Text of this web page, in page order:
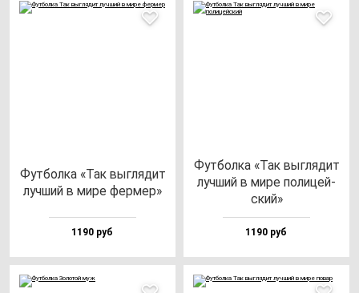
Фут­бол­ка «Так выг­ля­дит
луч­ший в ми­ре фер­мер»
1190 руб
Фут­бол­ка «Так выг­ля­дит
луч­ший в ми­ре по­ли­цей­
ский»
1190 руб